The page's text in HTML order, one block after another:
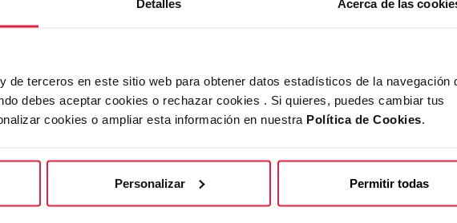
Detalles Acerca de las
de terceros en este sitio web para obtener datos estadísticos de la navegación
debes aceptar cookies o rechazar cookies . Si quieres, puedes cambiar tus
cookies o ampliar esta información en nuestra Política de Cookies.
Personalizar Permitir todas
como prioridad
transparencia y cercanía. Las marcas están cambiando y se dirigen hacia estrategias de
son hoy el verdadero diferencial en social media.
de 2025, las redes sociales han ido evolucionando hacia un modelo dondela IA, la
son el diferencial. Las marcas que combinen creatividad con tecnología, generen experiencias
de IA bajo supervisión humana